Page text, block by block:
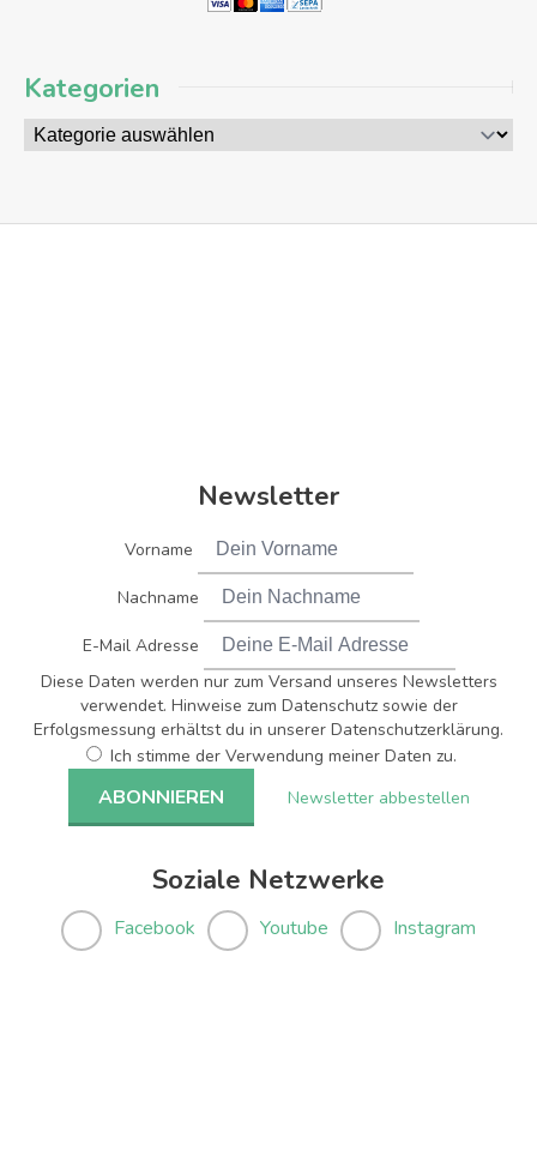
Kategorien
Newsletter
Vorname
Nachname
E-Mail Adresse
Diese Daten werden nur zum Versand unseres Newsletters
verwendet. Hinweise zum Datenschutz sowie der
Erfolgsmessung erhältst du in unserer Datenschutzerklärung.
Ich stimme der Verwendung meiner Daten zu.
Newsletter abbestellen
Soziale Netzwerke
Facebook Youtube Instagram